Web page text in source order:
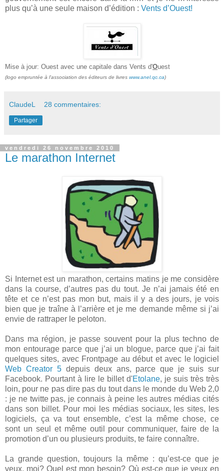
plus qu’à une seule maison d’édition : Vents d’Ouest!
Mise à jour: Ouest avec une capitale dans Vents d'Ouest
(logo empruntée à l'association des éditeurs de livres www.anel.qc.ca)
ClaudeL 28 commentaires:
Partager
vendredi 26 novembre 2010
Le marathon Internet
Si Internet est un marathon, certains matins je me considère
dans la course, d’autres pas du tout. Je n’ai jamais été en
tête et ce n’est pas mon but, mais il y a des jours, je vois
bien que je traîne à l’arrière et je me demande même si j’ai
envie de rattraper le peloton.
Dans ma région, je passe souvent pour la plus techno de
mon entourage parce que j’ai un blogue, parce que j’ai fait
quelques sites, avec Frontpage au début et avec le logiciel
Web Creator 5depuis deux ans, parce que je suis sur
Facebook. Pourtant à lire le billet d'Etolane, je suis très très
loin, pour ne pas dire pas du tout dans le monde du Web 2,0
: je ne twitte pas, je connais à peine les autres médias cités
dans son billet. Pour moi les médias sociaux, les sites, les
logiciels, ça va tout ensemble, c’est la même chose, ce
sont un seul et même outil pour communiquer, faire de la
promotion d’un ou plusieurs produits, te faire connaître.
La grande question, toujours la même : qu’est-ce que je
veux, moi? Quel est mon besoin? Où est-ce que je veux en